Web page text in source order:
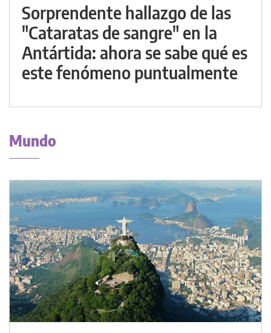
Sorprendente hallazgo de las
"Cataratas de sangre" en la
Antártida: ahora se sabe qué es
este fenómeno puntualmente
Mundo